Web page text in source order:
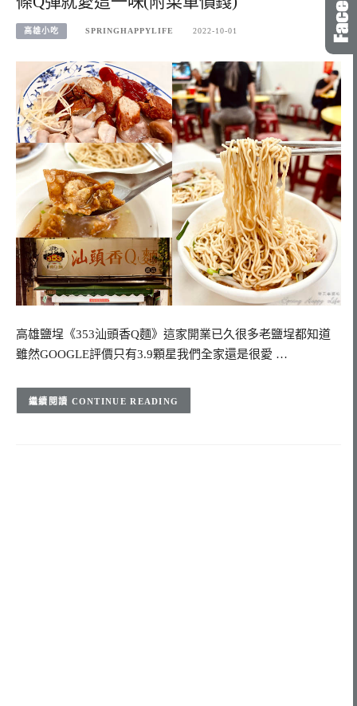
高雄小吃 SPRINGHAPPYLIFE 2022-10-01
高雄鹽埕《353汕頭香Q麵》這家開業已久很多老鹽埕都知道
雖然GOOGLE評價只有3.9顆星我們全家還是很愛 …
CONTINUE READING